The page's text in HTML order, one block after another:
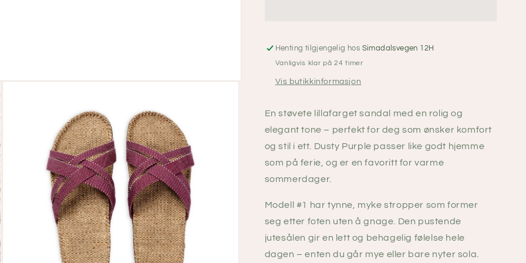
Dusty
purple
Dusty
purple
Henting tilgjengelig hos Simadalsvegen 12H
Vanligvis klar på 24 timer
Vis butikkinformasjon
En støvete lillafarget sandal med en rolig og
elegant tone – perfekt for deg som ønsker komfort
og stil i ett. Dusty Purple passer like godt hjemme
som på ferie, og er en favoritt for varme
sommerdager.
Modell #1 har tynne, myke stropper som former
seg etter foten uten å gnage. Den pustende
jutesålen gir en lett og behagelig følelse hele
dagen – enten du går mye eller bare nyter sola.